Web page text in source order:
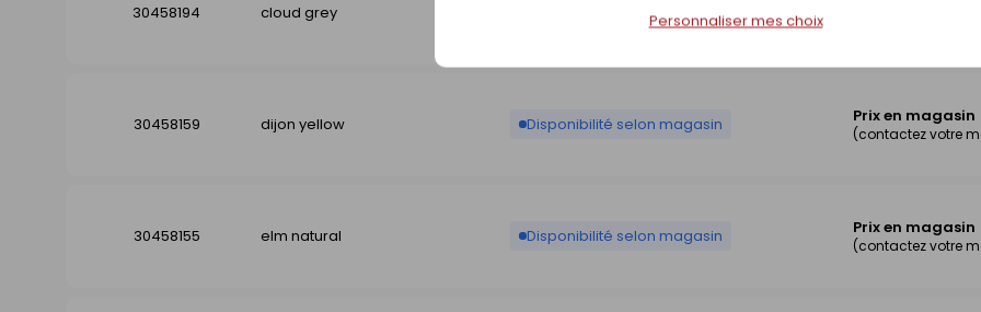
Personnaliser mes choix
30458194 cloud grey Disponibilité selon magasin
30458159 dijon yellow Disponibilité selon magasin Prix en magasin
(contactez votre
30458155 elm natural Disponibilité selon magasin Prix en magasin
(contactez votre